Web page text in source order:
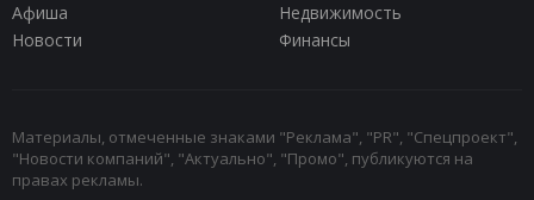
Афиша
Недвижимость
Новости
Финансы
Материалы, отмеченные знаками "Реклама", "PR", "Спецпроект",
"Новости компаний", "Актуально", "Промо", публикуются на
правах рекламы.